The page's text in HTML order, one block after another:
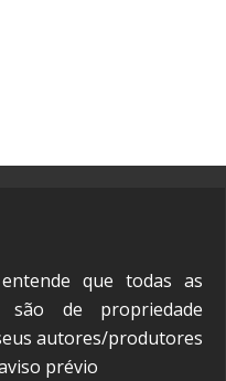
que todas as
são de propriedade
autores/produtores
prévio